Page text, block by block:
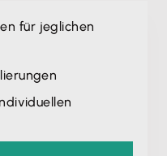
für jeglichen